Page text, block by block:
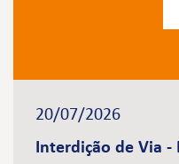
20/07/2026
Interdição de Via -